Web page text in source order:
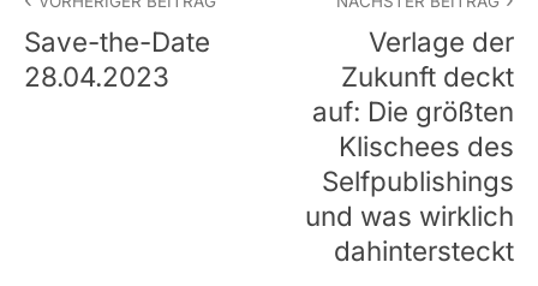
Navigation
Save-the-Date
28.04.2023
Verlage der
Zukunft deckt
auf: Die größten
Klischees des
Selfpublishings
und was wirklich
dahintersteckt